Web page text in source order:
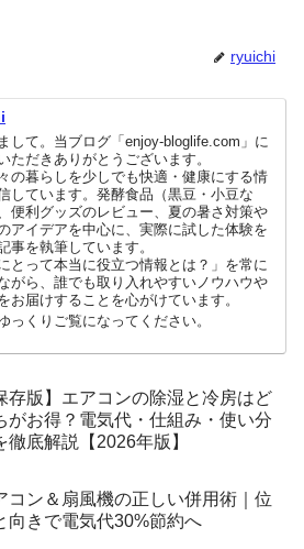
ryuichi
して。当ブログ「enjoy-bloglife.com」に
ただきありがとうございます。
の暮らしを少しでも快適・健康にする情
しています。発酵食品（黒豆・小豆な
便利グッズのレビュー、夏の暑さ対策や
アイデアを中心に、実際に試した体験を
事を執筆しています。
にとって本当に役立つ情報とは？」を常に
がら、誰でも取り入れやすいノウハウや
お届けすることを心がけています。
っくりご覧になってください。
存版】エアコンの除湿と冷房はど
がお得？電気代・仕組み・使い分
徹底解説【2026年版】
コン＆扇風機の正しい併用術｜位
向きで電気代30%節約へ